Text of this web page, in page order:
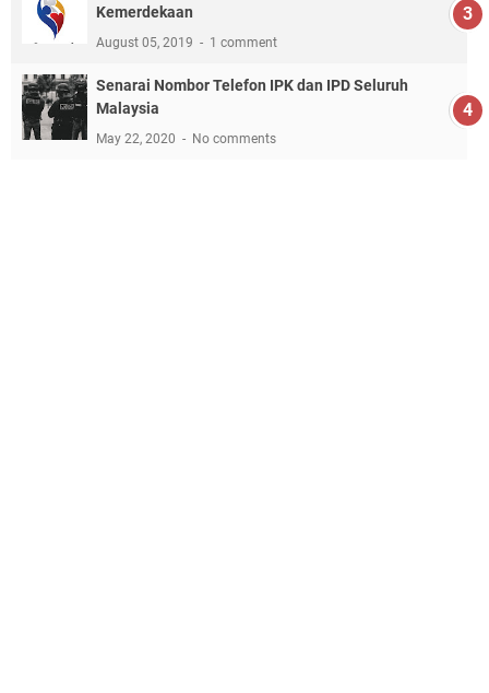
Kemerdekaan
August 05, 2019 1 comment
Senarai Nombor Telefon IPK dan IPD Seluruh
Malaysia
May 22, 2020 No comments